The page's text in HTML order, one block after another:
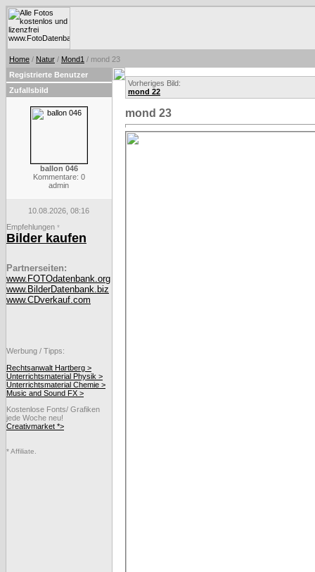
Home / Natur / Mond1 / mond 23
Registrierte Benutzer
Zufallsbild
ballon 046
Kommentare: 0
admin
10.08.2026, 08:16
Empfehlungen *
Bilder kaufen
Partnerseiten:
www.FOTOdatenbank.org
www.BilderDatenbank.biz
www.CDverkauf.com
Werbung / Tipps:
Rechtsanwalt Hartberg >
Unterrichtsmaterial Physik >
Unterrichtsmaterial Chemie >
Music and Sound FX >
Kostenlose Fonts/ Grafiken
jede Woche neu!
Creativmarket *>
* Affiliate.
Vorheriges Bild:
mond 22
mond 23